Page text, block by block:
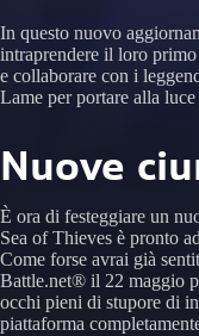
In questo nuovo
intraprendere il loro
e collaborare con i
Lame per portare alla
Nuove
È ora di festeggiare un
Sea of Thieves è pronto
Come forse avrai già
Battle.net® il 22 maggio
occhi pieni di stupore di
piattaforma